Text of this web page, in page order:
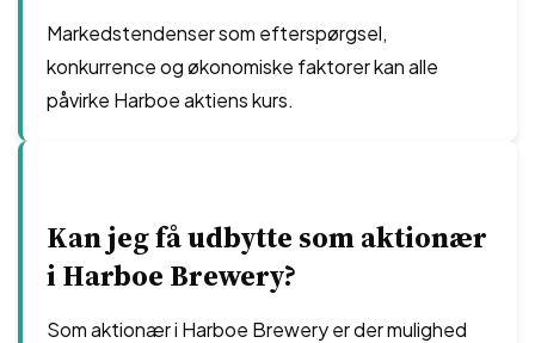
Markedstendenser som efterspørgsel,
konkurrence og økonomiske faktorer kan alle
påvirke Harboe aktiens kurs.
Kan jeg få udbytte som aktionær
i Harboe Brewery?
Som aktionær i Harboe Brewery er der mulighed